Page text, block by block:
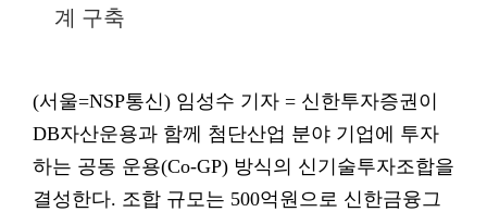
계 구축
(서울=NSP통신) 임성수 기자 = 신한투자증권이
DB자산운용과 함께 첨단산업 분야 기업에 투자
하는 공동 운용(Co-GP) 방식의 신기술투자조합을
결성한다. 조합 규모는 500억원으로 신한금융그